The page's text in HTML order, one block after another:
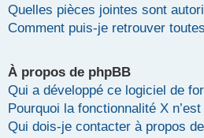
Quelles pièces jointes sont
Comment puis-je retrouver
À propos de phpBB
Qui a développé ce logiciel de
Pourquoi la fonctionnalité X
Qui dois-je contacter à propos